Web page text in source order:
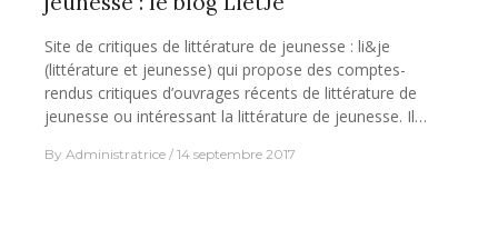
Site de critiques de littérature de jeunesse : li&je
(littérature et jeunesse) qui propose des comptes-
rendus critiques d’ouvrages récents de littérature de
jeunesse ou intéressant la littérature de jeunesse. Il…
By Administratrice 14 septembre 2017